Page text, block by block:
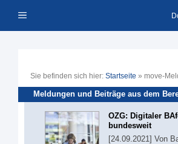
Inhalt Menü
Sie befinden sich hier: Startseite » move-
Meldungen und Beiträge aus dem
OZG: Digitaler
bundesweit
[24.09.2021] Von